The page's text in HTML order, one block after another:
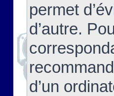
permet
d’autre.
d’un